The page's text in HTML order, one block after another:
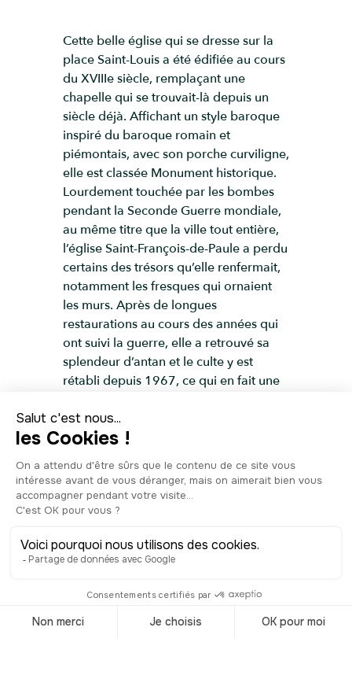
Cette belle église qui se dresse sur la
place Saint-Louis a été édifiée au cours
du XVIIIe siècle, remplaçant une
chapelle qui se trouvait-là depuis un
siècle déjà. Affichant un style baroque
inspiré du baroque romain et
piémontais, avec son porche curviligne,
elle est classée Monument historique.
Lourdement touchée par les bombes
pendant la Seconde Guerre mondiale,
au même titre que la ville tout entière,
l’église Saint-François-de-Paule a perdu
certains des trésors qu’elle renfermait,
notamment les fresques qui ornaient
les murs. Après de longues
restaurations au cours des années qui
ont suivi la guerre, elle a retrouvé sa
splendeur d’antan et le culte y est
rétabli depuis 1967, ce qui en fait une
installée à deux pas de la rade.